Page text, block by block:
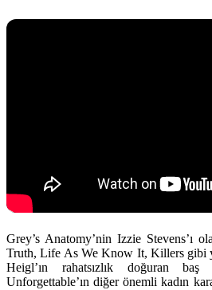
Grey’s Anatomy’nin Izzie Stevens’ı
Truth, Life As We Know It, Killers gibi
Heigl’ın rahatsızlık doğuran
Unforgettable’ın diğer önemli kadın